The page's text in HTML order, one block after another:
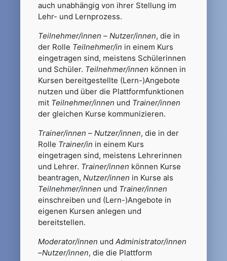
auch unabhängig von ihrer Stellung im
Lehr- und Lernprozess.
Teilnehmer/innen – Nutzer/innen, die in
der Rolle Teilnehmer/in in einem Kurs
eingetragen sind, meistens Schülerinnen
und Schüler. Teilnehmer/innen können in
Kursen bereitgestellte (Lern-)Angebote
nutzen und über die Plattformfunktionen
mit Teilnehmer/innen und Trainer/innen
der gleichen Kurse kommunizieren.
Trainer/innen – Nutzer/innen, die in der
Rolle Trainer/in in einem Kurs
eingetragen sind, meistens Lehrerinnen
und Lehrer. Trainer/innen können Kurse
beantragen, Nutzer/innen in Kurse als
Teilnehmer/innen und Trainer/innen
einschreiben und (Lern-)Angebote in
eigenen Kursen anlegen und
bereitstellen.
Moderator/innen und Administrator/innen
–Nutzer/innen, die die Plattform